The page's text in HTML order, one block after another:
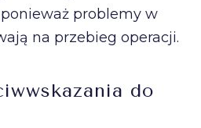
problemy w
na przebieg operacji.
do